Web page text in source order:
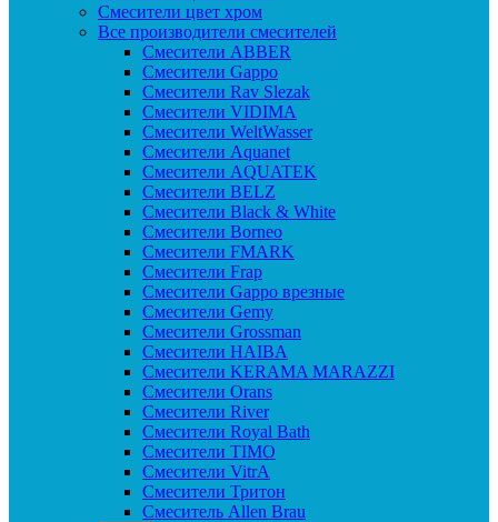
Смесители цвет хром
Все производители смесителей
Cмесители ABBER
Cмесители Gappo
Cмесители Rav Slezak
Cмесители VIDIMA
Cмесители WeltWasser
Смесители Aquanet
Смесители AQUATEK
Смесители BELZ
Смесители Black & White
Смесители Borneo
Смесители FMARK
Смесители Frap
Смесители Gappo врезные
Смесители Gemy
Смесители Grossman
Смесители HAIBA
Смесители KERAMA MARAZZI
Смесители Orans
Смесители River
Смесители Royal Bath
Смесители TIMO
Смесители VitrA
Смесители Тритон
Смеситель Allen Brau